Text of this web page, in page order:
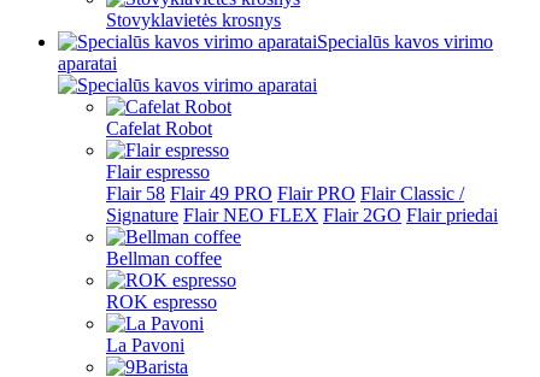
Stovyklavietės krosnys
Specialūs kavos virimo
aparatai
Cafelat Robot
Flair espresso
Flair 58 Flair 49 PRO Flair PRO Flair Classic /
Signature Flair NEO FLEX Flair 2GO Flair priedai
Bellman coffee
ROK espresso
La Pavoni